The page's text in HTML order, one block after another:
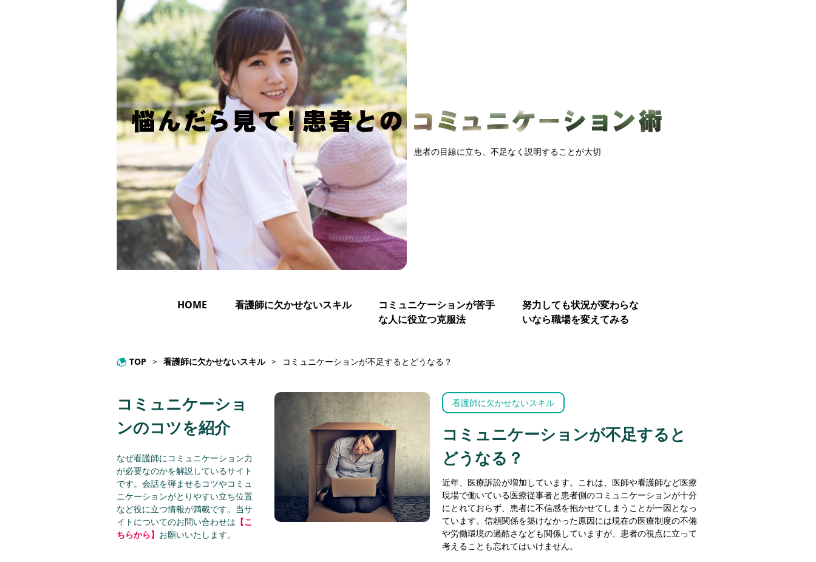
患者の目線に立ち、不足なく説明することが大切
HOME 看護師に欠かせないスキル
コミュニケーションが苦手
な人に役立つ克服法
努力しても状況が変わらな
いなら職場を変えてみる
TOP > 看護師に欠かせないスキル > コミュニケーションが不足するとどうなる？
看護師に欠かせないスキル
コミュニケーションが不足すると
どうなる？
近年、医療訴訟が増加しています。これは、医師や看護師など医療
現場で働いている医療従事者と患者側のコミュニケーションが十分
にとれておらず、患者に不信感を抱かせてしまうことが一因となっ
ています。信頼関係を築けなかった原因には現在の医療制度の不備
や労働環境の過酷さなども関係していますが、患者の視点に立って
考えることも忘れてはいけません。
コミュニケーショ
ンのコツを紹介
なぜ看護師にコミュニケーション力
が必要なのかを解説しているサイト
です。会話を弾ませるコツやコミュ
ニケーションがとりやすい立ち位置
など役に立つ情報が満載です。当サ
イトについてのお問い合わせは 【こ
ちらから】 お願いいたします。